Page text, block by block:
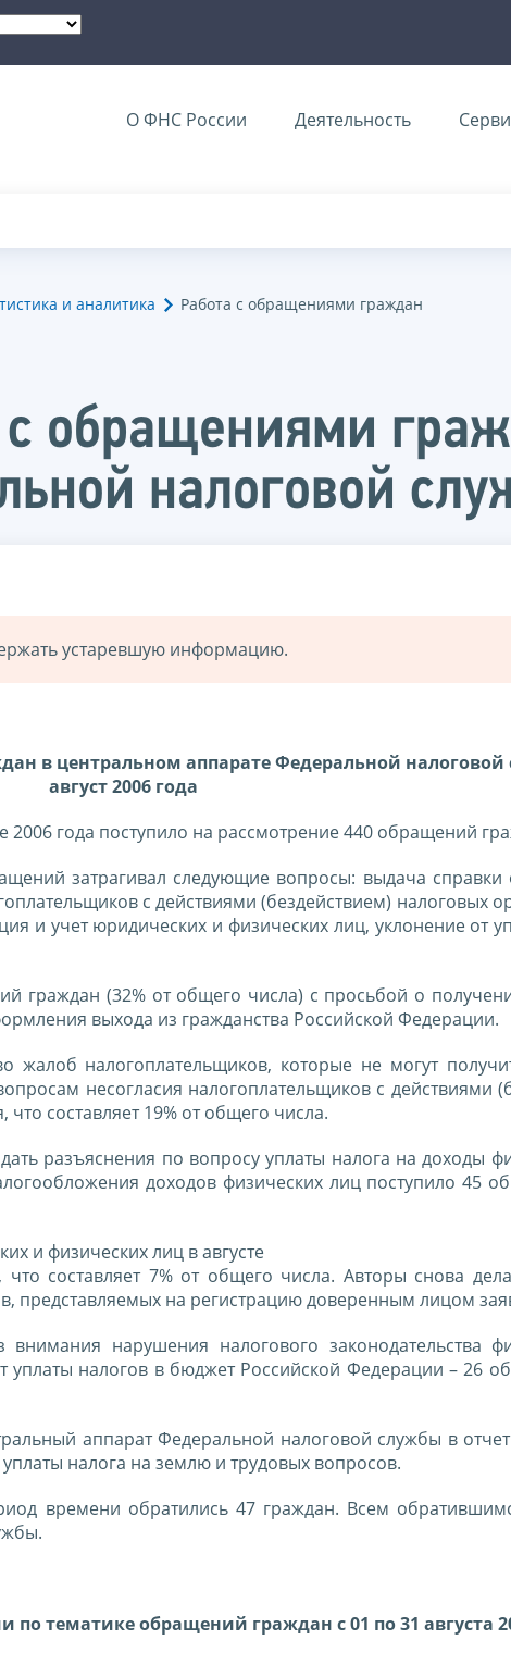
О ФНС России Деятельность
и аналитика Работа с обращениями граждан
с обращениями
налоговой
устаревшую информацию.
в центральном аппарате Федеральной налоговой
август 2006 года
2006 года поступило на рассмотрение 440 обращений
затрагивал следующие вопросы: выдача справки
с действиями (бездействием) налоговых
и учет юридических и физических лиц, уклонение от
граждан (32% от общего числа) с просьбой о
выхода из гражданства Российской Федерации.
жалоб налогоплательщиков, которые не могут
несогласия налогоплательщиков с действиями
составляет 19% от общего числа.
разъяснения по вопросу уплаты налога на доходы
доходов физических лиц поступило 45
и физических лиц в августе
составляет 7% от общего числа. Авторы снова
представляемых на регистрацию доверенным лицом
нарушения налогового законодательства
уплаты налогов в бюджет Российской Федерации – 26
аппарат Федеральной налоговой службы в
налога на землю и трудовых вопросов.
времени обратились 47 граждан. Всем
тематике обращений граждан с 01 по 31 августа